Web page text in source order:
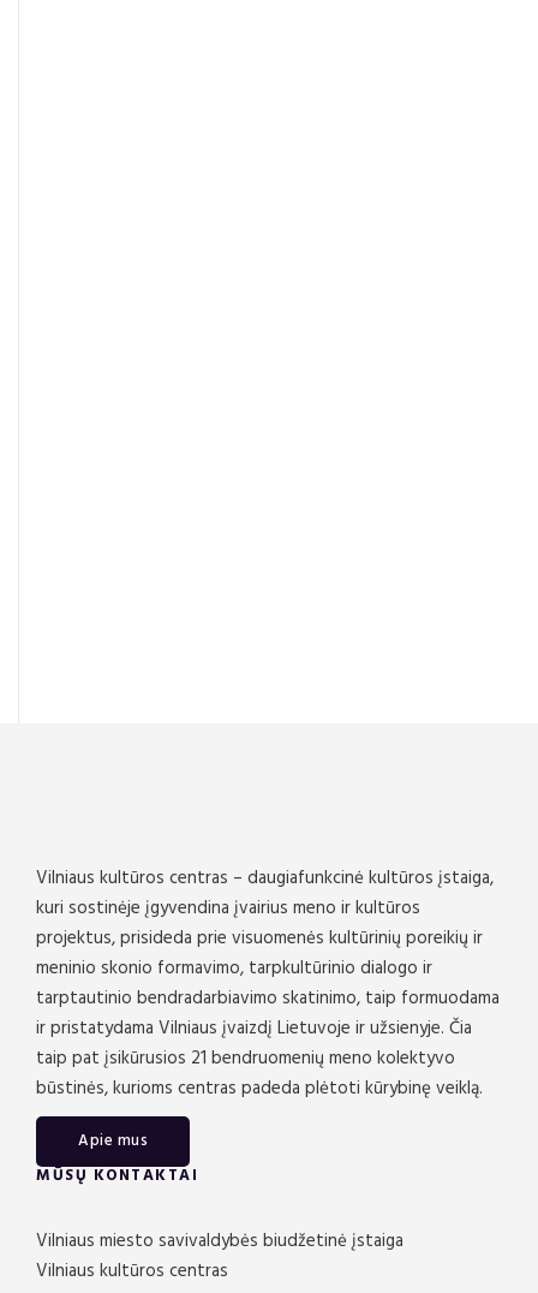
Vilniaus kultūros centras – daugiafunkcinė kultūros įstaiga,
kuri sostinėje įgyvendina įvairius meno ir kultūros
projektus, prisideda prie visuomenės kultūrinių poreikių ir
meninio skonio formavimo, tarpkultūrinio dialogo ir
tarptautinio bendradarbiavimo skatinimo, taip formuodama
ir pristatydama Vilniaus įvaizdį Lietuvoje ir užsienyje. Čia
taip pat įsikūrusios 21 bendruomenių meno kolektyvo
būstinės, kurioms centras padeda plėtoti kūrybinę veiklą.
Apie mus
MŪSŲ KONTAKTAI
Vilniaus miesto savivaldybės biudžetinė įstaiga
Vilniaus kultūros centras